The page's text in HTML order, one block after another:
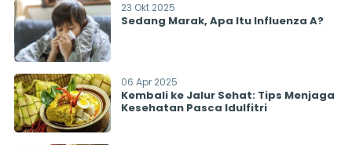
23 Okt 2025
Sedang Marak, Apa Itu Influenza A?
06 Apr 2025
Kembali ke Jalur Sehat: Tips Menjaga
Kesehatan Pasca Idulfitri